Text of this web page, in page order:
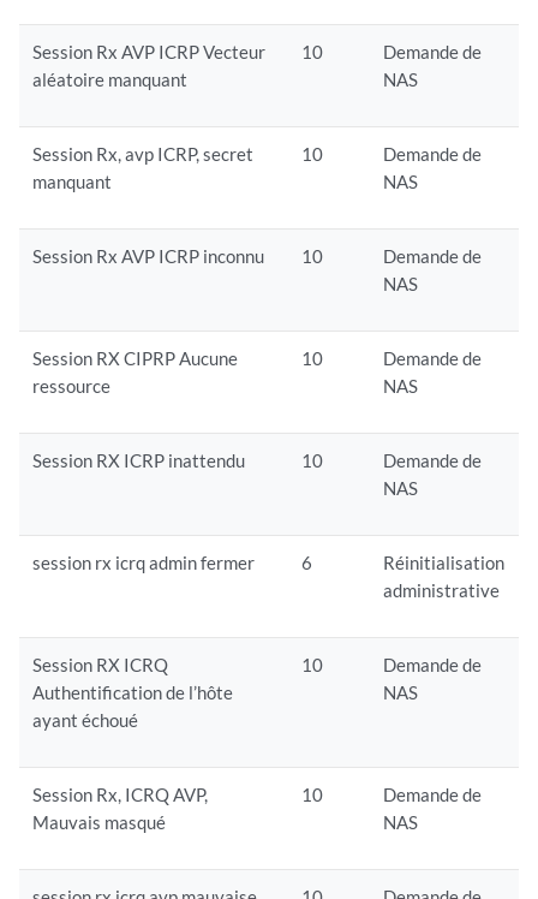
Session Rx AVP ICRP Vecteur
aléatoire manquant
10
Demande de
NAS
Session Rx, avp ICRP, secret
manquant
10
Demande de
NAS
Session Rx AVP ICRP inconnu 10
Demande de
NAS
Session RX CIPRP Aucune
ressource
10
Demande de
NAS
Session RX ICRP inattendu 10
Demande de
NAS
session rx icrq admin fermer 6
Réinitialisation
administrative
Session RX ICRQ
Authentification de l’hôte
ayant échoué
10
Demande de
NAS
Session Rx, ICRQ AVP,
Mauvais masqué
10
Demande de
NAS